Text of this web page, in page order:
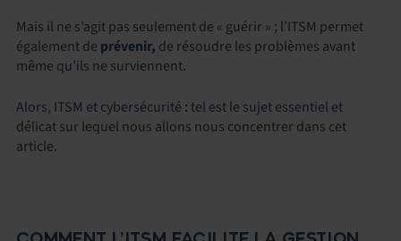
Mais il ne s’agit pas seulement de « guérir » ; l’ITSM permet
également de prévenir, de résoudre les problèmes avant
même qu’ils ne surviennent.
Alors, ITSM et cybersécurité : tel est le sujet essentiel et
délicat sur lequel nous allons nous concentrer dans cet
article.